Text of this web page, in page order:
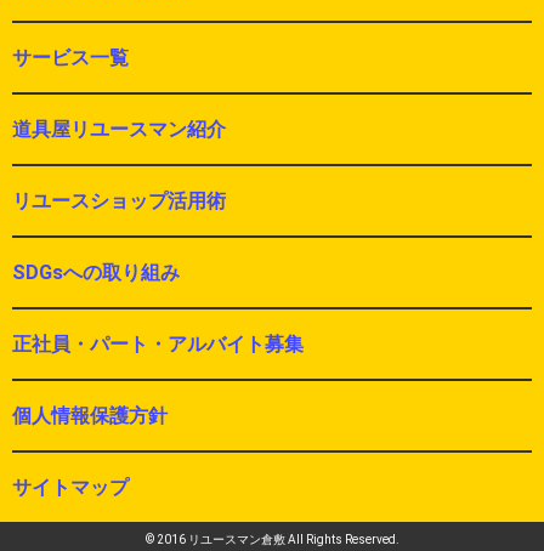
サービス一覧
道具屋リユースマン紹介
リユースショップ活用術
SDGsへの取り組み
正社員・パート・アルバイト募集
個人情報保護方針
サイトマップ
© 2016 リユースマン倉敷 All Rights Reserved.